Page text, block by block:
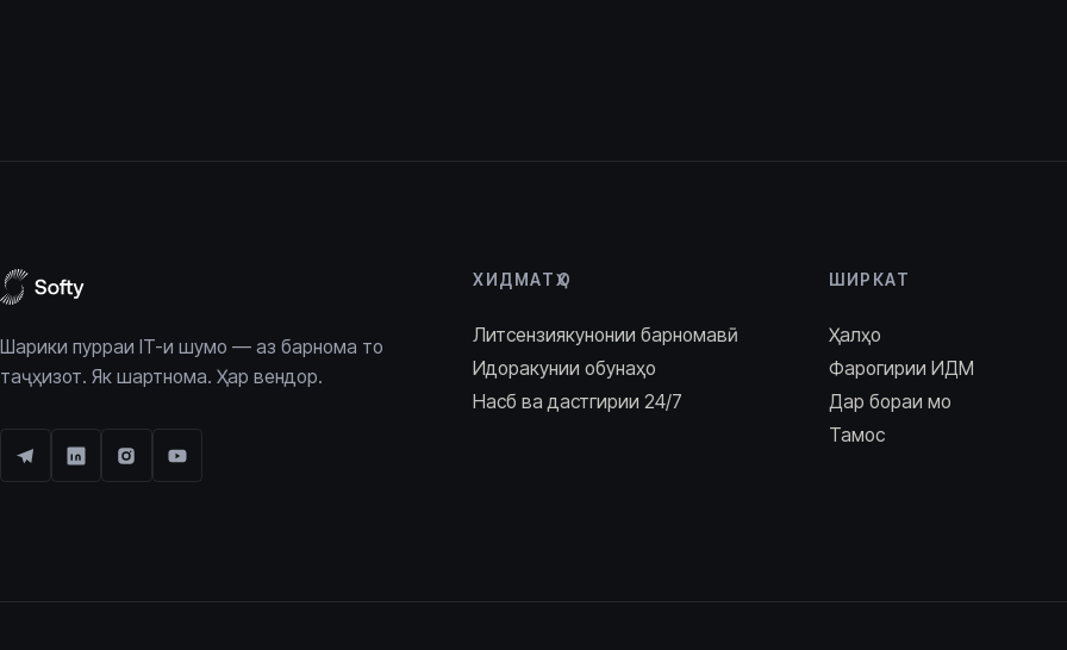
Шарики пурраи IT-и шумо — аз барнома то
таҷҳизот. Як шартнома. Ҳар вендор.
ХИДМАТҲО
Литсензиякунонии барномавӣ
Идоракунии обунаҳо
Насб ва дастгирии 24/7
ШИРКАТ
Ҳалҳо
Фарогирии ИДМ
Дар бораи мо
Тамос